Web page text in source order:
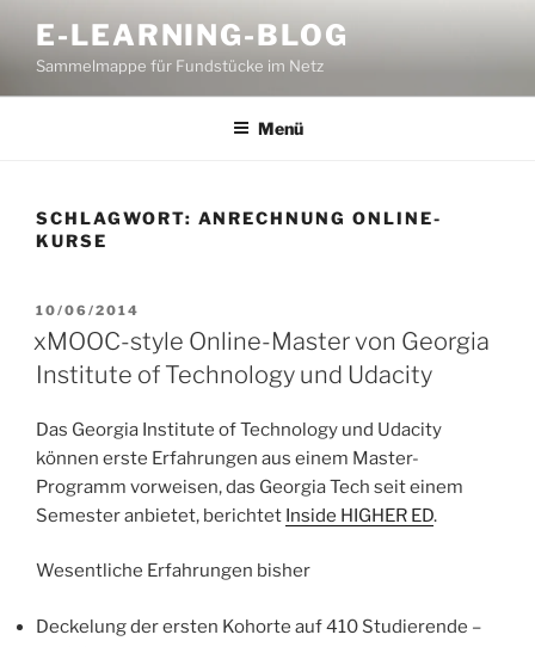
Inhalt
springen
E-LEARNING-BLOG
Sammelmappe für Fundstücke im Netz
Menü
SCHLAGWORT: ANRECHNUNG ONLINE-
KURSE
VERÖFFENTLICHT
AM
10/06/2014
xMOOC-style Online-Master von Georgia
Institute of Technology und Udacity
Das Georgia Institute of Technology und Udacity
können erste Erfahrungen aus einem Master-
Programm vorweisen, das Georgia Tech seit einem
Semester anbietet, berichtet Inside HIGHER ED.
Wesentliche Erfahrungen bisher
Deckelung der ersten Kohorte auf 410 Studierende –